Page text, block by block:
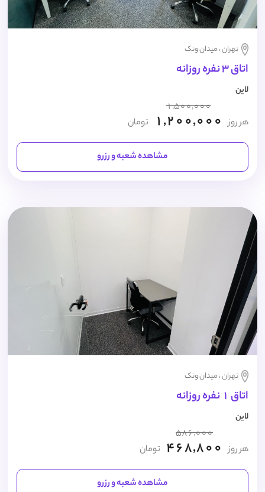
تهران ، میدان ونک
اتاق 3 نفره روزانه
لاین
هر روز
1,500,000
1,200,000 تومان
مشاهده شعبه و رزرو
تهران ، میدان ونک
اتاق 1 نفره روزانه
لاین
هر روز
586,000
468,800 تومان
مشاهده شعبه و رزرو